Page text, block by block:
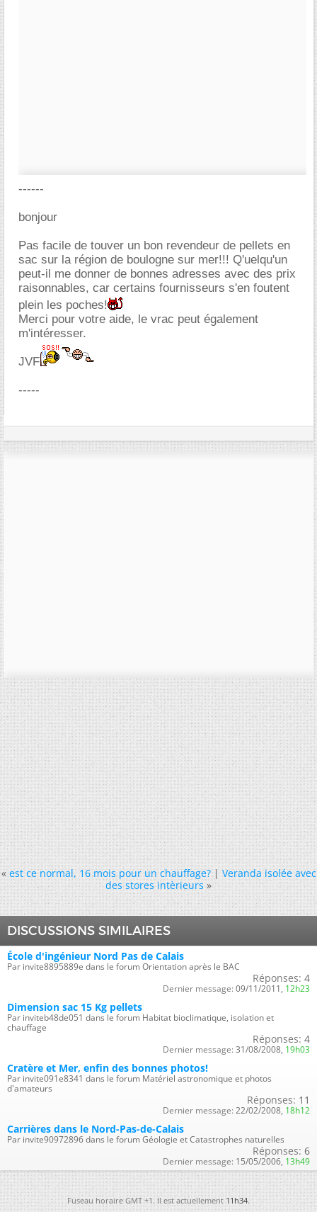
------
bonjour
Pas facile de touver un bon revendeur de pellets en
sac sur la région de boulogne sur mer!!! Q'uelqu'un
peut-il me donner de bonnes adresses avec des prix
raisonnables, car certains fournisseurs s'en foutent
plein les poches!
Merci pour votre aide, le vrac peut également
m'intéresser.
JVF
-----
« est ce normal, 16 mois pour un chauffage?|Veranda isolée avec
des stores intèrieurs »
DISCUSSIONS SIMILAIRES
École d'ingénieur Nord Pas de Calais
Par invite8895889e dans le forum Orientation après le BAC
Réponses: 4
Dernier message: 09/11/2011, 12h23
Dimension sac 15 Kg pellets
Par inviteb48de051 dans le forum Habitat bioclimatique, isolation et
chauffage
Réponses: 4
Dernier message: 31/08/2008, 19h03
Cratère et Mer, enfin des bonnes photos!
Par invite091e8341 dans le forum Matériel astronomique et photos
d'amateurs
Réponses: 11
Dernier message: 22/02/2008, 18h12
Carrières dans le Nord-Pas-de-Calais
Par invite90972896 dans le forum Géologie et Catastrophes naturelles
Réponses: 6
Dernier message: 15/05/2006, 13h49
Fuseau horaire GMT +1. Il est actuellement11h34.